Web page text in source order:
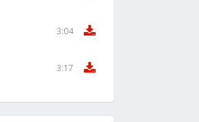
3:04
3:17